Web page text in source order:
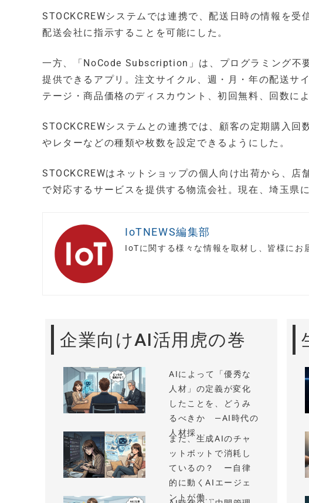
STOCKCREWシステムでは連携で、配送日時の情報を
配送会社に指示することを可能にした。
一方、「NoCode Subscription」は、プログラミング不
提供できるアプリ。注文サイクル、週・月・年の配送サ
テージ・商品価格のディスカウント、初回無料、回数に
STOCKCREWシステムとの連携では、顧客の定期購入
やレターなどの種類や枚数を設定できるようにした。
STOCKCREWはネットショップの個人向け出荷から、
で対応するサービスを提供する物流会社。現在、埼玉県
IoTNEWS編集部
IoTに関する様々な情報を取材し、皆様にお
企業向けAI活用虎の巻
AIによって「優秀な
人材」の定義が変化
したことを、どうみ
るべきか —AI時代の
人材採...
まだ、生成AIのチャ
ットボットで消耗し
ているの？ ー自律
的に動くAIエージェ
ントが働...